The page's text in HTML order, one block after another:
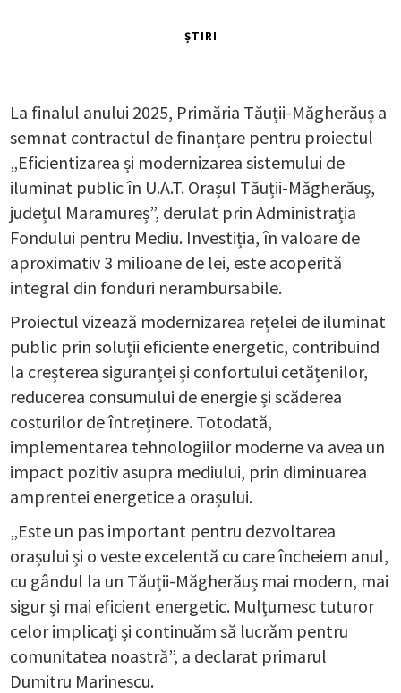
ȘTIRI
La finalul anului 2025, Primăria Tăuții-Măgherăuș a
semnat contractul de finanțare pentru proiectul
„Eficientizarea și modernizarea sistemului de
iluminat public în U.A.T. Orașul Tăuții-Măgherăuș,
județul Maramureș”, derulat prin Administrația
Fondului pentru Mediu. Investiția, în valoare de
aproximativ 3 milioane de lei, este acoperită
integral din fonduri nerambursabile.
Proiectul vizează modernizarea rețelei de iluminat
public prin soluții eficiente energetic, contribuind
la creșterea siguranței și confortului cetățenilor,
reducerea consumului de energie și scăderea
costurilor de întreținere. Totodată,
implementarea tehnologiilor moderne va avea un
impact pozitiv asupra mediului, prin diminuarea
amprentei energetice a orașului.
„Este un pas important pentru dezvoltarea
orașului și o veste excelentă cu care încheiem anul,
cu gândul la un Tăuții-Măgherăuș mai modern, mai
sigur și mai eficient energetic. Mulțumesc tuturor
celor implicați și continuăm să lucrăm pentru
comunitatea noastră”, a declarat primarul
Dumitru Marinescu.